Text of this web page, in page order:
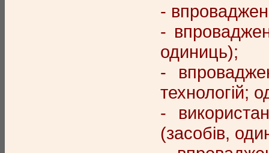
-
-
одиниць);
-
технологій;
-
(засобів,